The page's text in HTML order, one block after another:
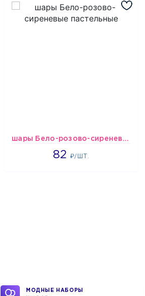
шары Бело-розово-сиреневые пастельные
82 ₽/ШТ.
1637
МОДНЫЕ НАБОРЫ